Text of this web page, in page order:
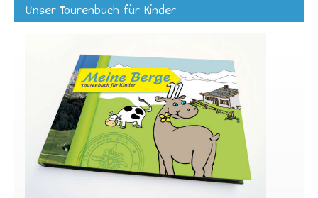
Unser Tourenbuch für Kinder